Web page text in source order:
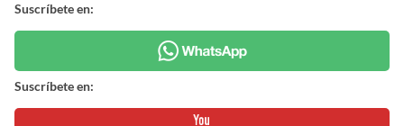
Suscríbete en:
Suscríbete en: